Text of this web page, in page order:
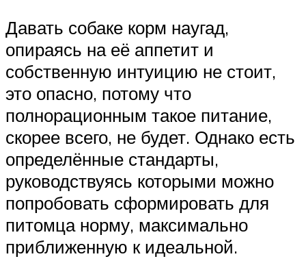
Давать собаке корм наугад,
опираясь на её аппетит и
собственную интуицию не стоит,
это опасно, потому что
полнорационным такое питание,
скорее всего, не будет. Однако есть
определённые стандарты,
руководствуясь которыми можно
попробовать сформировать для
питомца норму, максимально
приближенную к идеальной.